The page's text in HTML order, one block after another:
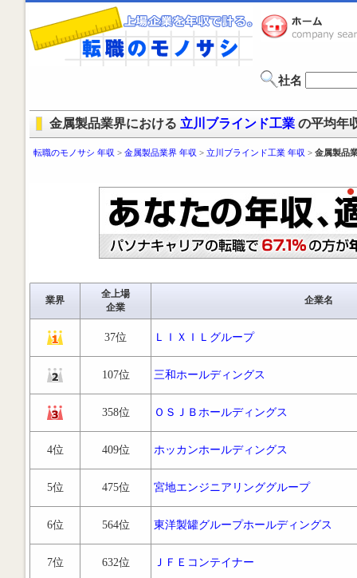
社名
金属製品業界における 立川ブラインド工業 の平均年
転職のモノサシ 年収 > 金属製品業界 年収 > 立川ブラインド工業 年収 > 金属製品
業界
全上場
企業
企業名
37位 ＬＩＸＩＬグループ
107位 三和ホールディングス
358位 ＯＳＪＢホールディングス
4位 409位 ホッカンホールディングス
5位 475位 宮地エンジニアリンググループ
6位 564位 東洋製罐グループホールディングス
7位 632位 ＪＦＥコンテイナー